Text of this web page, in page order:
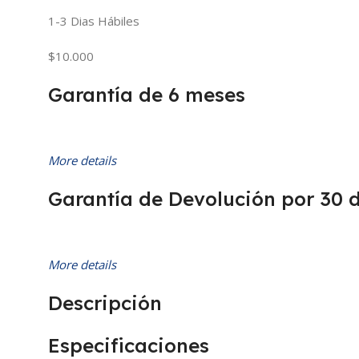
1-3 Dias Hábiles
$10.000
Garantía de 6 meses
More details
Garantía de Devolución por 30
More details
Descripción
Especificaciones